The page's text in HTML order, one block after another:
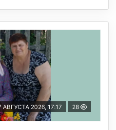
АВГУСТА 2026, 17:17 28